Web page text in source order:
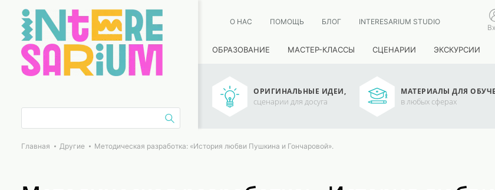
О НАС ПОМОЩЬ БЛОГ INTERESARIUM STUDIO
ОБРАЗОВАНИЕ МАСТЕР-КЛАССЫ СЦЕНАРИИ ЭКСКУРСИИ
ОРИГИНАЛЬНЫЕ ИДЕИ,
сценарии для досуга
МАТЕРИАЛЫ ДЛЯ
в любых сферах
Главная Другие Методическая разработка: «История любви Пушкина и Гончаровой».